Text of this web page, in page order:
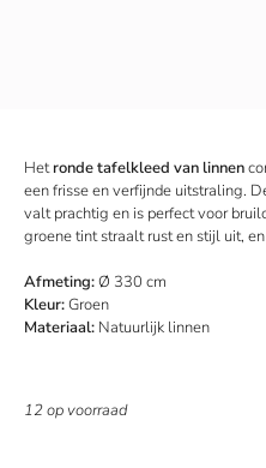
Hetronde tafelkleed van linnen
een frisse en verfijnde uitstraling.
valt prachtig en is perfect voor
groene tint straalt rust en stijl uit,
Afmeting:Ø 330 cm
Kleur:Groen
Materiaal: Natuurlijk linnen
12 op voorraad